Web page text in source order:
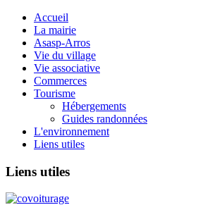
Accueil
La mairie
Asasp-Arros
Vie du village
Vie associative
Commerces
Tourisme
Hébergements
Guides randonnées
L'environnement
Liens utiles
Liens utiles